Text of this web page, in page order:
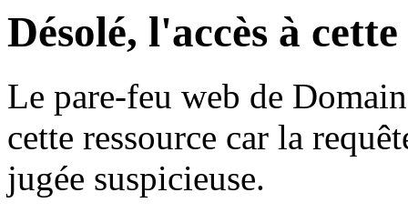
Désolé, l'accès à
Le pare-feu web de
cette ressource car la
jugée suspicieuse.